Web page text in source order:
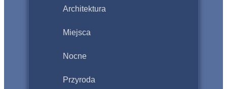
Architektura
Miejsca
Nocne
Przyroda